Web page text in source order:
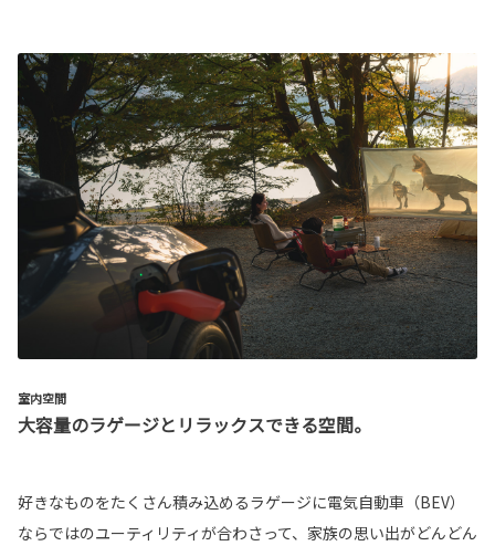
室内空間
大容量のラゲージとリラックスできる空間。
好きなものをたくさん積み込めるラゲージに電気自動車（BEV）
ならではのユーティリティが合わさって、家族の思い出がどんどん